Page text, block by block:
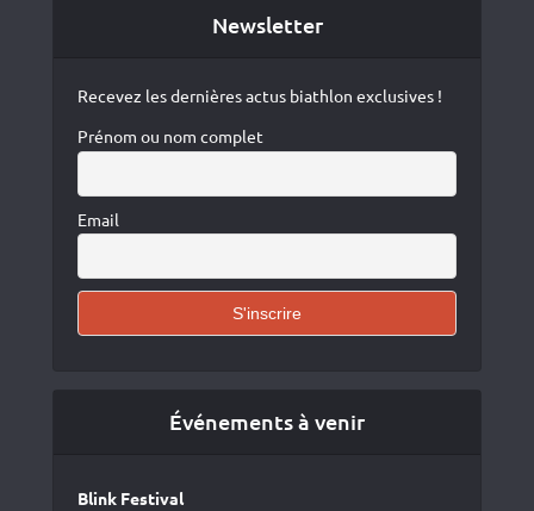
Newsletter
Recevez les dernières actus biathlon exclusives !
Prénom ou nom complet
Email
Événements à venir
Blink Festival